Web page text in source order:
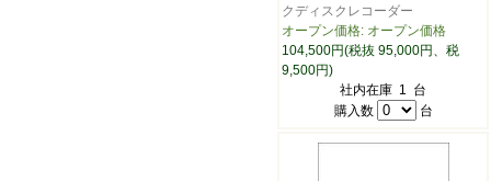
クディスクレコーダー
オープン価格: オープン価格
104,500円(税抜 95,000円、税
9,500円)
社内在庫 1 台
購入数
台